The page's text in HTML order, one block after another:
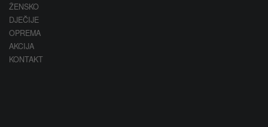
ŽENSKO
DJEČIJE
OPREMA
AKCIJA
KONTAKT